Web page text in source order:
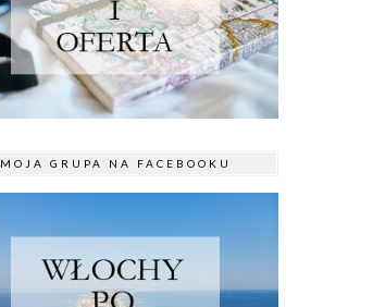
MOJA GRUPA NA FACEBOOKU